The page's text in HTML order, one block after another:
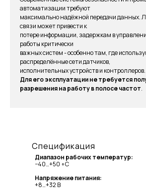
автоматизации требуют
максимально надёжной передачи данных.
связи может привести к
потере информации, задержкам в
работы критически
важных систем - особенно там, где
распределённые сети датчиков,
исполнительных устройств и контроллеров.
Для его эксплуатации не требуется
разрешения на работу в полосе частот.
Спецификация
Диапазон рабочих температур:
−40…+50 ∘С
Напряжение питания:
+8…+32 В